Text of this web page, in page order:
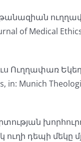
of Medical
Ուղղափառ
in: Munich
ուղի դեպի մեկը